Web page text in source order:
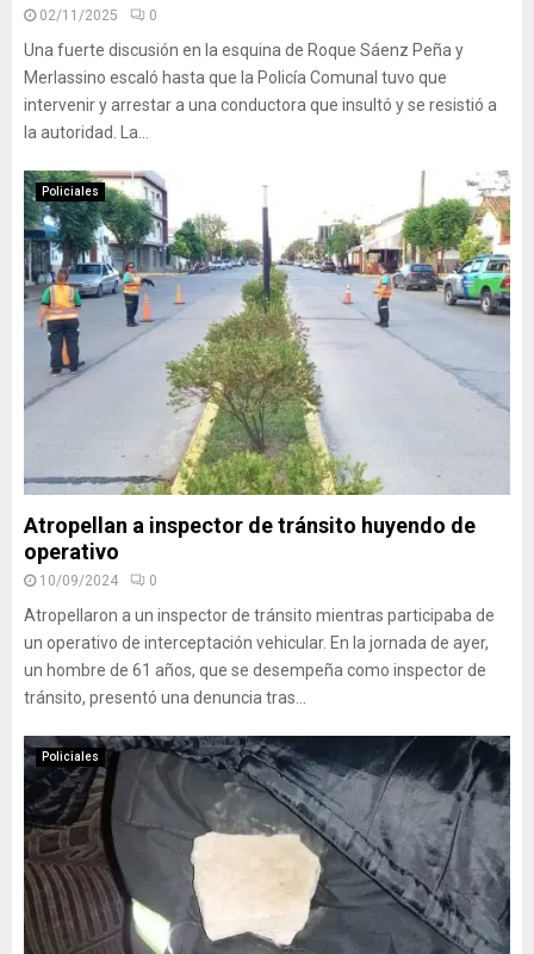
02/11/2025 0
Una fuerte discusión en la esquina de Roque Sáenz Peña y
Merlassino escaló hasta que la Policía Comunal tuvo que
intervenir y arrestar a una conductora que insultó y se resistió a
la autoridad. La...
Policiales
Atropellan a inspector de tránsito huyendo de
operativo
10/09/2024 0
Atropellaron a un inspector de tránsito mientras participaba de
un operativo de interceptación vehicular. En la jornada de ayer,
un hombre de 61 años, que se desempeña como inspector de
tránsito, presentó una denuncia tras...
Policiales